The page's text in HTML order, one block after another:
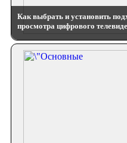
Как выбрать и установить
просмотра цифрового